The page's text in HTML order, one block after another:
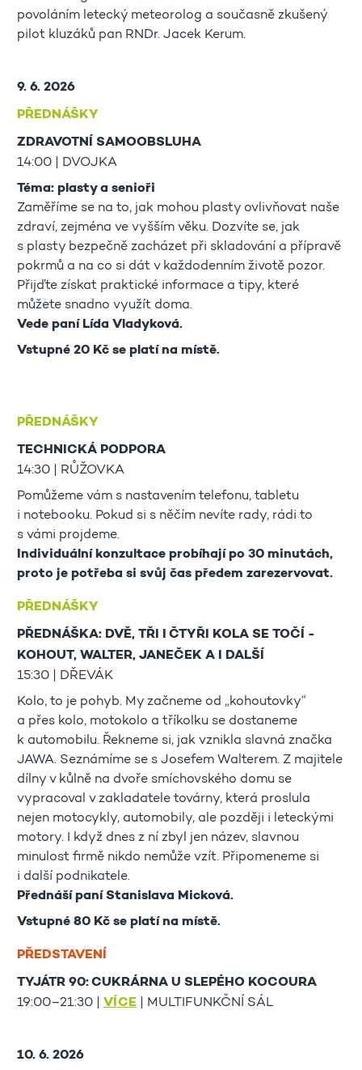
povoláním letecký meteorolog a současně zkušený
pilot kluzáků pan RNDr. Jacek Kerum.
9. 6. 2026
PŘEDNÁŠKY
ZDRAVOTNÍ SAMOOBSLUHA
14:00 | DVOJKA
Téma: plasty a senioři
Zaměříme se na to, jak mohou plasty ovlivňovat naše
zdraví, zejména ve vyšším věku. Dozvíte se, jak
s plasty bezpečně zacházet při skladování a přípravě
pokrmů a na co si dát v každodenním životě pozor.
Přijďte získat praktické informace a tipy, které
můžete snadno využít doma.
Vede paní Lída Vladyková.
Vstupné 20 Kč se platí na místě.
PŘEDNÁŠKY
TECHNICKÁ PODPORA
14:30 | RŮŽOVKA
Pomůžeme vám s nastavením telefonu, tabletu
i notebooku. Pokud si s něčím nevíte rady, rádi to
s vámi projdeme.
Individuální konzultace probíhají po 30 minutách,
proto je potřeba si svůj čas předem zarezervovat.
PŘEDNÁŠKY
PŘEDNÁŠKA: DVĚ, TŘI I ČTYŘI KOLA SE TOČÍ -
KOHOUT, WALTER, JANEČEK A I DALŠÍ
15:30 | DŘEVÁK
Kolo, to je pohyb. My začneme od „kohoutovky“
a přes kolo, motokolo a tříkolku se dostaneme
k automobilu. Řekneme si, jak vznikla slavná značka
JAWA. Seznámíme se s Josefem Walterem. Z majitele
dílny v kůlně na dvoře smíchovského domu se
vypracoval v zakladatele továrny, která proslula
nejen motocykly, automobily, ale později i leteckými
motory. I když dnes z ní zbyl jen název, slavnou
minulost firmě nikdo nemůže vzít. Připomeneme si
i další podnikatele.
Přednáší paní Stanislava Micková.
Vstupné 80 Kč se platí na místě.
PŘEDSTAVENÍ
TYJÁTR 90: CUKRÁRNA U SLEPÉHO KOCOURA
19:00–21:30 | VÍCE | MULTIFUNKČNÍ SÁL
10. 6. 2026